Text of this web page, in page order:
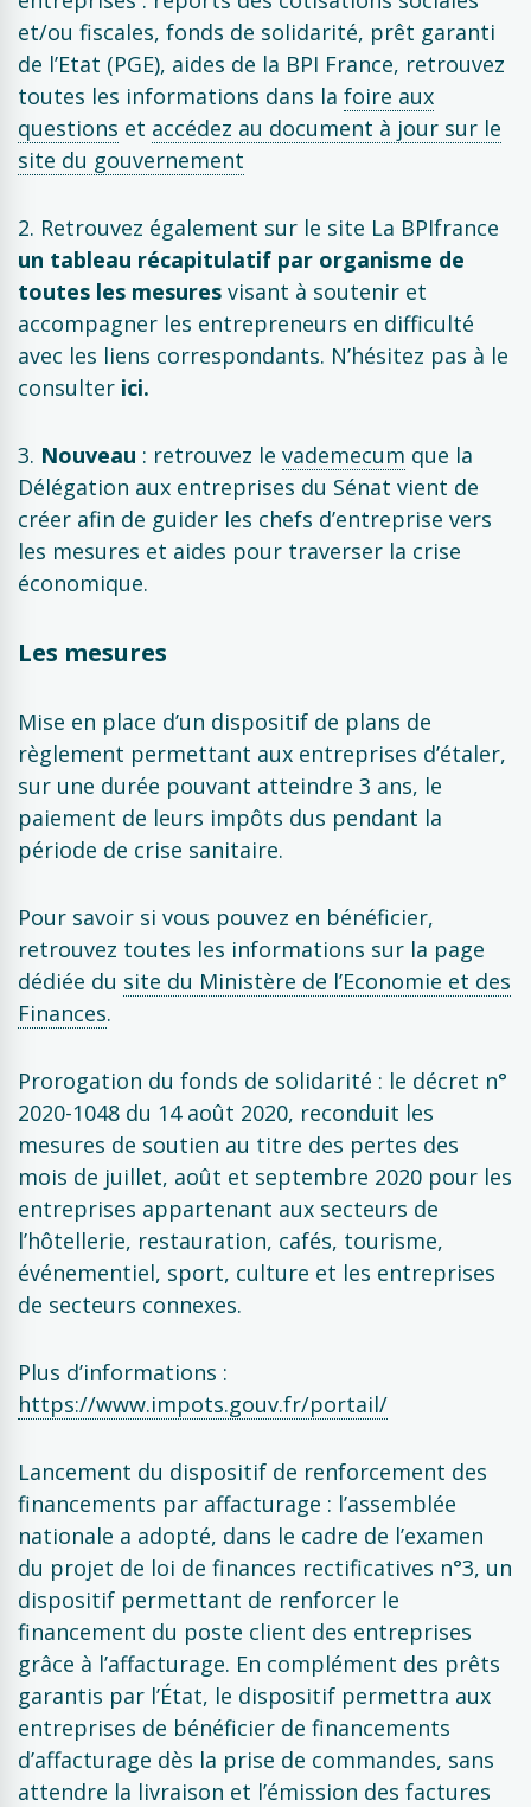
et/ou fiscales, fonds de solidarité, prêt garanti
de l’Etat (PGE), aides de la BPI France, retrouvez
toutes les informations dans la foire aux
questions et accédez au document à jour sur le
site du gouvernement
2. Retrouvez également sur le site La BPIfrance
un tableau récapitulatif par organisme de
toutes les mesures visant à soutenir et
accompagner les entrepreneurs en difficulté
avec les liens correspondants. N’hésitez pas à le
consulter ici.
3. Nouveau : retrouvez le vademecum que la
Délégation aux entreprises du Sénat vient de
créer afin de guider les chefs d’entreprise vers
les mesures et aides pour traverser la crise
économique.
Les mesures
Mise en place d’un dispositif de plans de
règlement permettant aux entreprises d’étaler,
sur une durée pouvant atteindre 3 ans, le
paiement de leurs impôts dus pendant la
période de crise sanitaire.
Pour savoir si vous pouvez en bénéficier,
retrouvez toutes les informations sur la page
dédiée du site du Ministère de l’Economie et des
Finances.
Prorogation du fonds de solidarité : le décret n°
2020-1048 du 14 août 2020, reconduit les
mesures de soutien au titre des pertes des
mois de juillet, août et septembre 2020 pour les
entreprises appartenant aux secteurs de
l’hôtellerie, restauration, cafés, tourisme,
événementiel, sport, culture et les entreprises
de secteurs connexes.
Plus d’informations :
https://www.impots.gouv.fr/portail/
Lancement du dispositif de renforcement des
financements par affacturage : l’assemblée
nationale a adopté, dans le cadre de l’examen
du projet de loi de finances rectificatives n°3, un
dispositif permettant de renforcer le
financement du poste client des entreprises
grâce à l’affacturage. En complément des prêts
garantis par l’État, le dispositif permettra aux
entreprises de bénéficier de financements
d’affacturage dès la prise de commandes, sans
attendre la livraison et l’émission des factures